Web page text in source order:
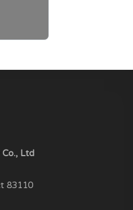
Co., Ltd
83110